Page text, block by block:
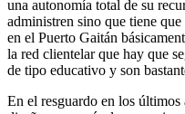
una autonomía total de su
administren sino que tiene
en el Puerto Gaitán
la red clientelar que hay que
de tipo educativo y son
En el resguardo en los